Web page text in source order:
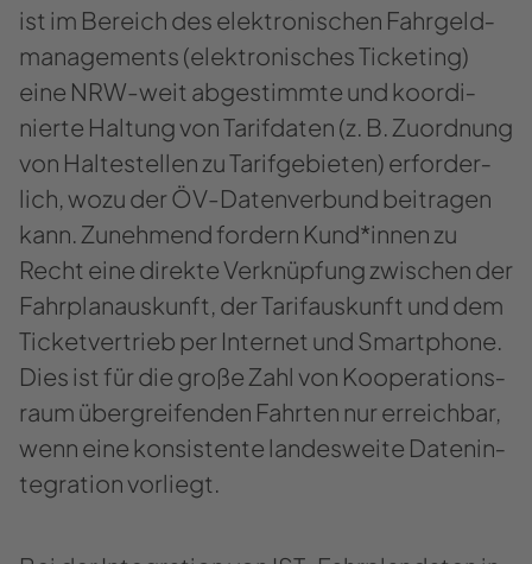
ist im Be­reich des elek­tro­ni­schen Fahr­geld­
ma­nage­ments (elek­tro­ni­sches Ti­cke­ting)
eine NRW-​​weit ab­ge­stimm­te und ko­or­di­
nier­te Hal­tung von Ta­rif­da­ten (z. B. Zu­ord­nung
von Hal­te­stel­len zu Ta­rif­ge­bie­ten) er­for­der­
lich, wozu der ÖV-​​Datenverbund bei­tra­gen
kann. Zu­neh­mend for­dern Kund*innen zu
Recht eine di­rek­te Ver­knüp­fung zwi­schen der
Fahr­plan­aus­kunft, der Ta­rif­aus­kunft und dem
Ti­cket­ver­trieb per In­ter­net und Smart­pho­ne.
Dies ist für die große Zahl von Ko­ope­ra­ti­ons­
raum über­grei­fen­den Fahr­ten nur er­reich­bar,
wenn eine kon­sis­ten­te lan­des­wei­te Da­ten­in­
te­gra­ti­on vor­liegt.